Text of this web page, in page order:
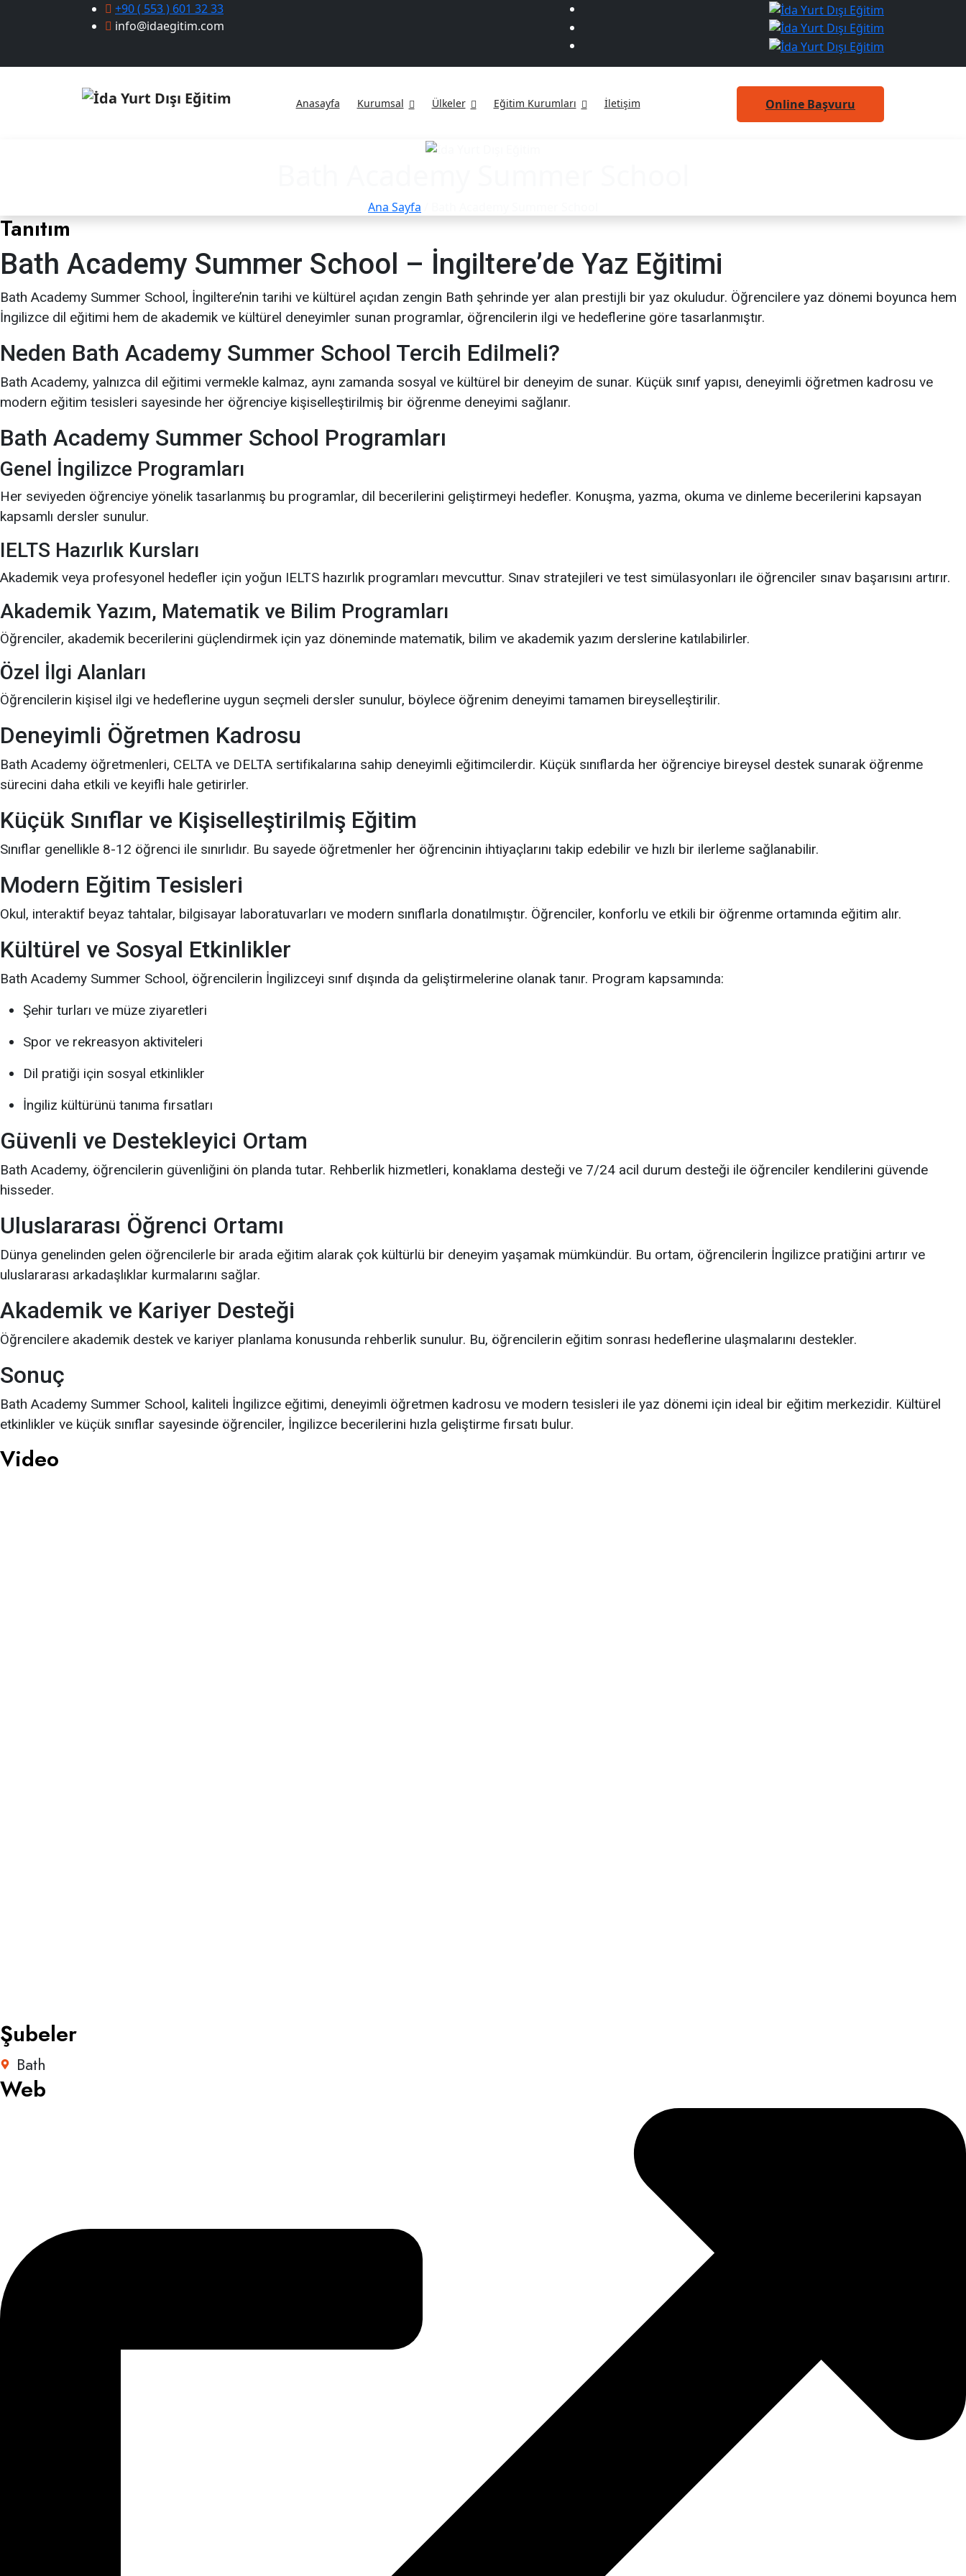
+90 ( 553 ) 601 32 33
info@idaegitim.com
Anasayfa Kurumsal Ülkeler Eğitim Kurumları İletişim Online Başvuru
Ana Sayfa
Tanıtım
Bath Academy Summer School – İngiltere’de Yaz Eğitimi
Bath Academy Summer School, İngiltere’nin tarihi ve kültürel açıdan zengin Bath şehrinde yer alan prestijli bir yaz okuludur. Öğrencilere yaz dönemi boyunca hem
İngilizce dil eğitimi hem de akademik ve kültürel deneyimler sunan programlar, öğrencilerin ilgi ve hedeflerine göre tasarlanmıştır.
Neden Bath Academy Summer School Tercih Edilmeli?
Bath Academy, yalnızca dil eğitimi vermekle kalmaz, aynı zamanda sosyal ve kültürel bir deneyim de sunar. Küçük sınıf yapısı, deneyimli öğretmen kadrosu ve
modern eğitim tesisleri sayesinde her öğrenciye kişiselleştirilmiş bir öğrenme deneyimi sağlanır.
Bath Academy Summer School Programları
Genel İngilizce Programları
Her seviyeden öğrenciye yönelik tasarlanmış bu programlar, dil becerilerini geliştirmeyi hedefler. Konuşma, yazma, okuma ve dinleme becerilerini kapsayan
kapsamlı dersler sunulur.
IELTS Hazırlık Kursları
Akademik veya profesyonel hedefler için yoğun IELTS hazırlık programları mevcuttur. Sınav stratejileri ve test simülasyonları ile öğrenciler sınav başarısını artırır.
Akademik Yazım, Matematik ve Bilim Programları
Öğrenciler, akademik becerilerini güçlendirmek için yaz döneminde matematik, bilim ve akademik yazım derslerine katılabilirler.
Özel İlgi Alanları
Öğrencilerin kişisel ilgi ve hedeflerine uygun seçmeli dersler sunulur, böylece öğrenim deneyimi tamamen bireyselleştirilir.
Deneyimli Öğretmen Kadrosu
Bath Academy öğretmenleri, CELTA ve DELTA sertifikalarına sahip deneyimli eğitimcilerdir. Küçük sınıflarda her öğrenciye bireysel destek sunarak öğrenme
sürecini daha etkili ve keyifli hale getirirler.
Küçük Sınıflar ve Kişiselleştirilmiş Eğitim
Sınıflar genellikle 8-12 öğrenci ile sınırlıdır. Bu sayede öğretmenler her öğrencinin ihtiyaçlarını takip edebilir ve hızlı bir ilerleme sağlanabilir.
Modern Eğitim Tesisleri
Okul, interaktif beyaz tahtalar, bilgisayar laboratuvarları ve modern sınıflarla donatılmıştır. Öğrenciler, konforlu ve etkili bir öğrenme ortamında eğitim alır.
Kültürel ve Sosyal Etkinlikler
Bath Academy Summer School, öğrencilerin İngilizceyi sınıf dışında da geliştirmelerine olanak tanır. Program kapsamında:
Şehir turları ve müze ziyaretleri
Spor ve rekreasyon aktiviteleri
Dil pratiği için sosyal etkinlikler
İngiliz kültürünü tanıma fırsatları
Güvenli ve Destekleyici Ortam
Bath Academy, öğrencilerin güvenliğini ön planda tutar. Rehberlik hizmetleri, konaklama desteği ve 7/24 acil durum desteği ile öğrenciler kendilerini güvende
hisseder.
Uluslararası Öğrenci Ortamı
Dünya genelinden gelen öğrencilerle bir arada eğitim alarak çok kültürlü bir deneyim yaşamak mümkündür. Bu ortam, öğrencilerin İngilizce pratiğini artırır ve
uluslararası arkadaşlıklar kurmalarını sağlar.
Akademik ve Kariyer Desteği
Öğrencilere akademik destek ve kariyer planlama konusunda rehberlik sunulur. Bu, öğrencilerin eğitim sonrası hedeflerine ulaşmalarını destekler.
Sonuç
Bath Academy Summer School, kaliteli İngilizce eğitimi, deneyimli öğretmen kadrosu ve modern tesisleri ile yaz dönemi için ideal bir eğitim merkezidir. Kültürel
etkinlikler ve küçük sınıflar sayesinde öğrenciler, İngilizce becerilerini hızla geliştirme fırsatı bulur.
Video
Şubeler
Bath
Web